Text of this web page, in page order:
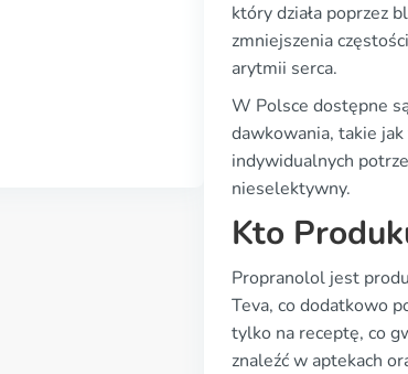
który działa poprzez
zmniejszenia
arytmii serca.
W Polsce dostępne
dawkowania, takie
indywidualnych
nieselektywny.
Kto
Propranolol jest
Teva, co dodatkowo
tylko na receptę, co
znaleźć w aptekach